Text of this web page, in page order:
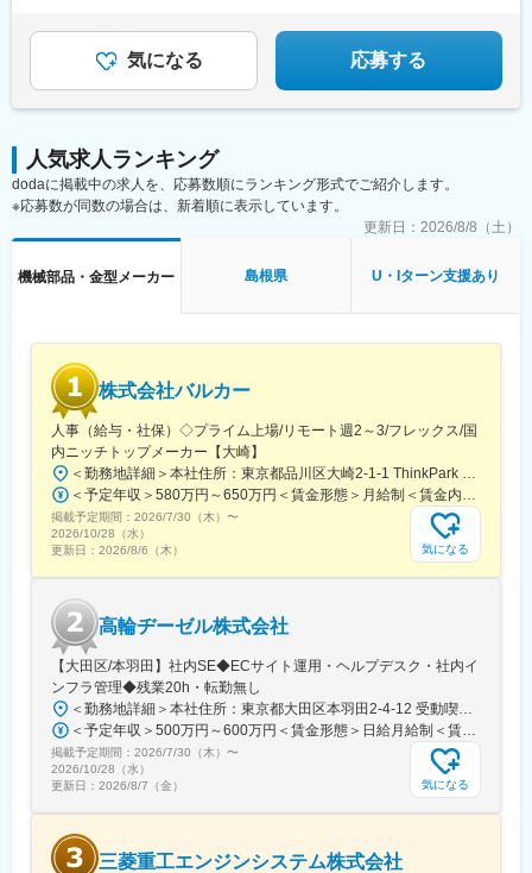
気になる 応募する
人気求人ランキング
dodaに掲載中の求人を、応募数順にランキング形式でご紹介します。
※応募数が同数の場合は、新着順に表示しています。
更新日： 2026/8/8（土）
機械部品・金型メーカー 島根県 U・Iターン支援あり
株式会社バルカー
人事（給与・社保）◇プライム上場/リモート週2～3/フレックス/国
内ニッチトップメーカー【大崎】
掲載予定期間： 2026/7/30（木） 〜
2026/10/28（水）
更新日： 2026/8/6（木） 気になる
高輪ヂーゼル株式会社
【大田区/本羽田】社内SE◆ECサイト運用・ヘルプデスク・社内イ
ンフラ管理◆残業20h・転勤無し
掲載予定期間： 2026/7/30（木） 〜
2026/10/28（水）
更新日： 2026/8/7（金） 気になる
三菱重工エンジンシステム株式会社